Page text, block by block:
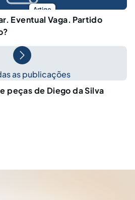
Artigo
Eventual Vaga. Partido
as publicações
peças de Diego da Silva